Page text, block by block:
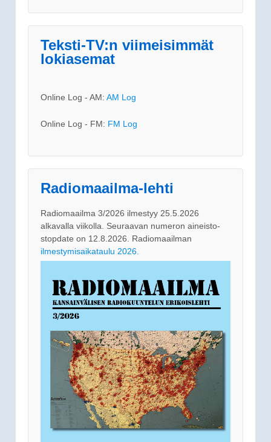
Teksti-TV:n viimeisimmät
lokiasemat
Online Log - AM: AM Log
Online Log - FM: FM Log
Radiomaailma-lehti
Radiomaailma 3/2026 ilmestyy 25.5.2026
alkavalla viikolla. Seuraavan numeron aineisto-
stopdate on 12.8.2026. Radiomaailman
ilmestymisaikataulu 2026.